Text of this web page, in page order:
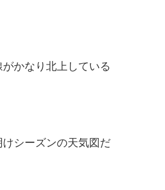
かなり北上している
シーズンの天気図だ